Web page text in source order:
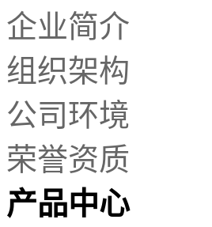
企业简介
组织架构
公司环境
荣誉资质
产品中心